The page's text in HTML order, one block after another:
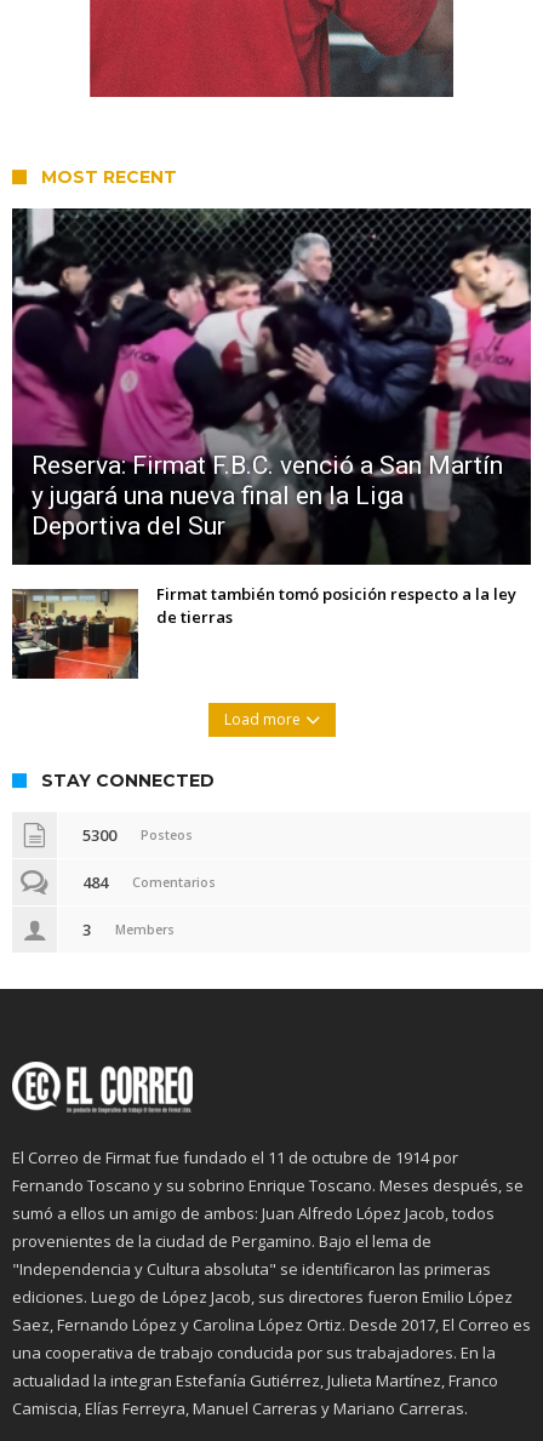
MOST RECENT
Reserva: Firmat F.B.C. venció a San Martín
y jugará una nueva final en la Liga
Deportiva del Sur
Firmat también tomó posición respecto a la ley
de tierras
Load more
STAY CONNECTED
5300 Posteos
484 Comentarios
3 Members
El Correo de Firmat fue fundado el 11 de octubre de 1914 por
Fernando Toscano y su sobrino Enrique Toscano. Meses después, se
sumó a ellos un amigo de ambos: Juan Alfredo López Jacob, todos
provenientes de la ciudad de Pergamino. Bajo el lema de
"Independencia y Cultura absoluta" se identificaron las primeras
ediciones. Luego de López Jacob, sus directores fueron Emilio López
Saez, Fernando López y Carolina López Ortiz. Desde 2017, El Correo es
una cooperativa de trabajo conducida por sus trabajadores. En la
actualidad la integran Estefanía Gutiérrez, Julieta Martínez, Franco
Camiscia, Elías Ferreyra, Manuel Carreras y Mariano Carreras.